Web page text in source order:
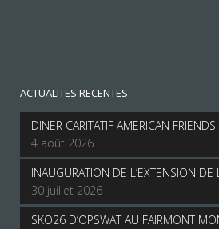
ACTUALITES RECENTES
DINER CARITATIF AMERICAN
4 août 2026
INAUGURATION DE L’EXTENSION DE
30 juillet 2026
SKO26 D’OPSWAT AU FAIRMONT